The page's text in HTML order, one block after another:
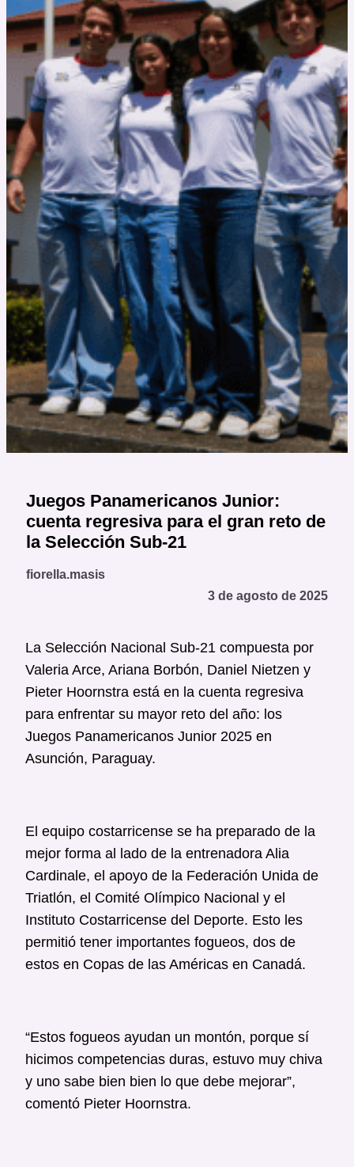
Juegos Panamericanos Junior:
cuenta regresiva para el gran reto de
la Selección Sub-21
fiorella.masis
3 de agosto de 2025
La Selección Nacional Sub-21 compuesta por
Valeria Arce, Ariana Borbón, Daniel Nietzen y
Pieter Hoornstra está en la cuenta regresiva
para enfrentar su mayor reto del año: los
Juegos Panamericanos Junior 2025 en
Asunción, Paraguay.
El equipo costarricense se ha preparado de la
mejor forma al lado de la entrenadora Alia
Cardinale, el apoyo de la Federación Unida de
Triatlón, el Comité Olímpico Nacional y el
Instituto Costarricense del Deporte. Esto les
permitió tener importantes fogueos, dos de
estos en Copas de las Américas en Canadá.
“Estos fogueos ayudan un montón, porque sí
hicimos competencias duras, estuvo muy chiva
y uno sabe bien bien lo que debe mejorar”,
comentó Pieter Hoornstra.